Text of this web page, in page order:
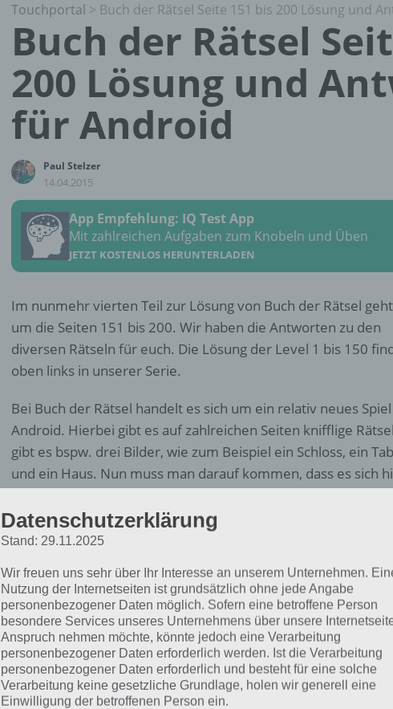
Touchportal > Buch der Rätsel Seite 151 bis 200 Lösung und
Buch der Rätsel
200 Lösung und
für Android
Paul Stelzer
14.04.2015
App Empfehlung: IQ Test App
Mit zahlreichen Aufgaben zum Knobeln und Üben
JETZT KOSTENLOS HERUNTERLADEN
Im nunmehr vierten Teil zur Lösung von Buch der Rätsel
um die Seiten 151 bis 200. Wir haben die Antworten zu den
diversen Rätseln für euch. Die Lösung der Level 1 bis 150
oben links in unserer Serie.
Bei Buch der Rätsel handelt es sich um ein relativ neues
Android. Hierbei gibt es auf zahlreichen Seiten knifflige
gibt es bspw. drei Bilder, wie zum Beispiel ein Schloss, ein
und ein Haus. Nun muss man darauf kommen, dass es sich
Der Entwickler versorgt uns dabei mit immer neuen Seiten.
kommt man dabei erst nach Minuten oder gar nicht. Aus
euch dabei unter die Arme helfen.
Datenschutzerklärung
Stand: 29.11.2025
Wir freuen uns sehr über Ihr Interesse an unserem Unternehmen.
Nutzung der Internetseiten ist grundsätzlich ohne jede Angabe
personenbezogener Daten möglich. Sofern eine betroffene Person
besondere Services unseres Unternehmens über unsere
Anspruch nehmen möchte, könnte jedoch eine Verarbeitung
personenbezogener Daten erforderlich werden. Ist die Verarbeitung
personenbezogener Daten erforderlich und besteht für eine solche
Verarbeitung keine gesetzliche Grundlage, holen wir generell eine
Einwilligung der betroffenen Person ein.